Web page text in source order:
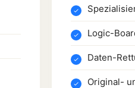
Logic-
Daten-
Original-